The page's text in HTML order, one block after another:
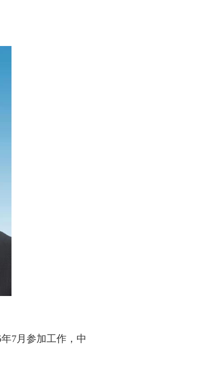
年7月参加工作，中